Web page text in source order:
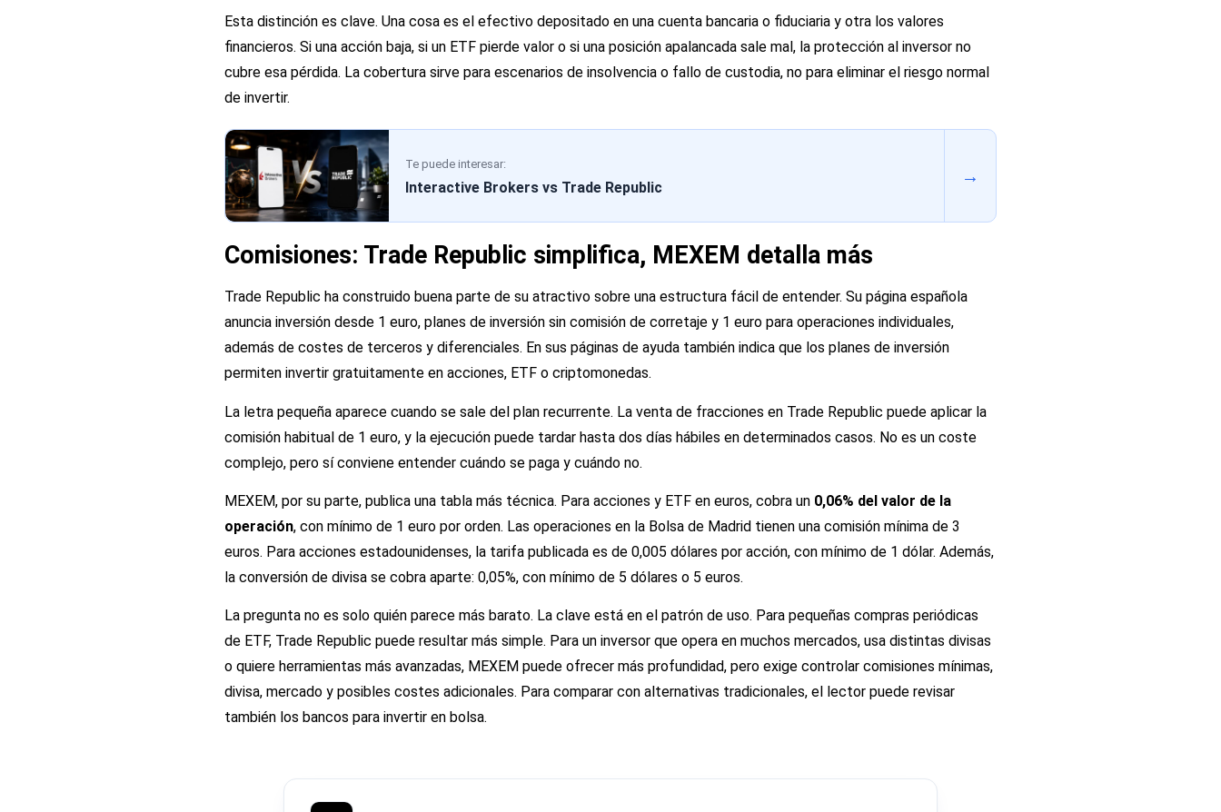
Esta distinción es clave. Una cosa es el efectivo depositado en una cuenta bancaria o fiduciaria y otra los valores
financieros. Si una acción baja, si un ETF pierde valor o si una posición apalancada sale mal, la protección al inversor no
cubre esa pérdida. La cobertura sirve para escenarios de insolvencia o fallo de custodia, no para eliminar el riesgo normal
de invertir.
Te puede interesar:
Interactive Brokers vs Trade Republic
→
Comisiones: Trade Republic simplifica, MEXEM detalla más
Trade Republic ha construido buena parte de su atractivo sobre una estructura fácil de entender. Su página española
anuncia inversión desde 1 euro, planes de inversión sin comisión de corretaje y 1 euro para operaciones individuales,
además de costes de terceros y diferenciales. En sus páginas de ayuda también indica que los planes de inversión
permiten invertir gratuitamente en acciones, ETF o criptomonedas.
La letra pequeña aparece cuando se sale del plan recurrente. La venta de fracciones en Trade Republic puede aplicar la
comisión habitual de 1 euro, y la ejecución puede tardar hasta dos días hábiles en determinados casos. No es un coste
complejo, pero sí conviene entender cuándo se paga y cuándo no.
MEXEM, por su parte, publica una tabla más técnica. Para acciones y ETF en euros, cobra un 0,06% del valor de la
operación, con mínimo de 1 euro por orden. Las operaciones en la Bolsa de Madrid tienen una comisión mínima de 3
euros. Para acciones estadounidenses, la tarifa publicada es de 0,005 dólares por acción, con mínimo de 1 dólar. Además,
la conversión de divisa se cobra aparte: 0,05%, con mínimo de 5 dólares o 5 euros.
La pregunta no es solo quién parece más barato. La clave está en el patrón de uso. Para pequeñas compras periódicas
de ETF, Trade Republic puede resultar más simple. Para un inversor que opera en muchos mercados, usa distintas divisas
o quiere herramientas más avanzadas, MEXEM puede ofrecer más profundidad, pero exige controlar comisiones mínimas,
divisa, mercado y posibles costes adicionales. Para comparar con alternativas tradicionales, el lector puede revisar
también los bancos para invertir en bolsa.